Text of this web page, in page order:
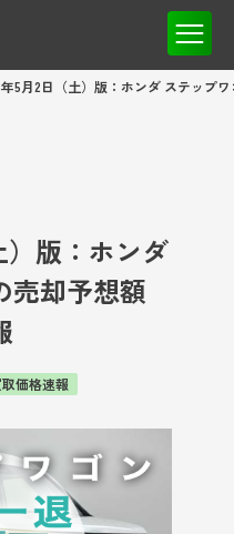
5月2日（土）版：ホンダ ステップ
）版：ホンダ
売却予想額
価格速報